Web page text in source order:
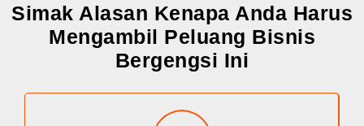
Simak Alasan Kenapa Anda Harus
Mengambil Peluang Bisnis
Bergengsi Ini